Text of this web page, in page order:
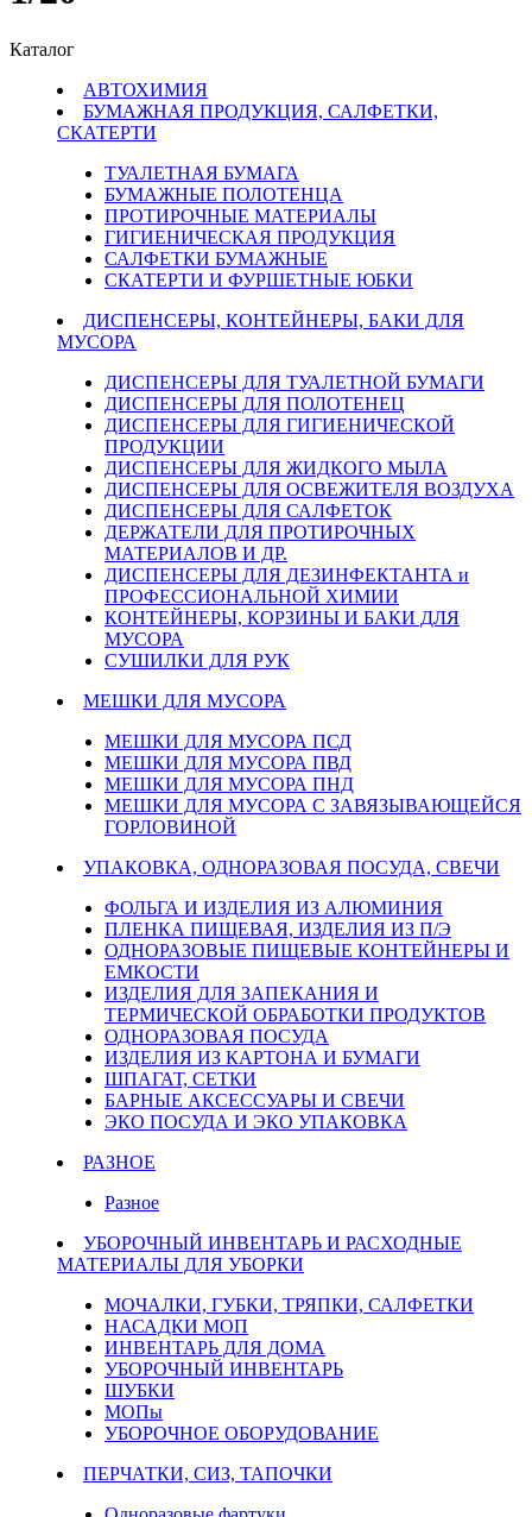
Каталог
АВТОХИМИЯ
БУМАЖНАЯ ПРОДУКЦИЯ, САЛФЕТКИ,
СКАТЕРТИ
ТУАЛЕТНАЯ БУМАГА
БУМАЖНЫЕ ПОЛОТЕНЦА
ПРОТИРОЧНЫЕ МАТЕРИАЛЫ
ГИГИЕНИЧЕСКАЯ ПРОДУКЦИЯ
САЛФЕТКИ БУМАЖНЫЕ
СКАТЕРТИ И ФУРШЕТНЫЕ ЮБКИ
ДИСПЕНСЕРЫ, КОНТЕЙНЕРЫ, БАКИ ДЛЯ
МУСОРА
ДИСПЕНСЕРЫ ДЛЯ ТУАЛЕТНОЙ БУМАГИ
ДИСПЕНСЕРЫ ДЛЯ ПОЛОТЕНЕЦ
ДИСПЕНСЕРЫ ДЛЯ ГИГИЕНИЧЕСКОЙ
ПРОДУКЦИИ
ДИСПЕНСЕРЫ ДЛЯ ЖИДКОГО МЫЛА
ДИСПЕНСЕРЫ ДЛЯ ОСВЕЖИТЕЛЯ ВОЗДУХА
ДИСПЕНСЕРЫ ДЛЯ САЛФЕТОК
ДЕРЖАТЕЛИ ДЛЯ ПРОТИРОЧНЫХ
МАТЕРИАЛОВ И ДР.
ДИСПЕНСЕРЫ ДЛЯ ДЕЗИНФЕКТАНТА и
ПРОФЕССИОНАЛЬНОЙ ХИМИИ
КОНТЕЙНЕРЫ, КОРЗИНЫ И БАКИ ДЛЯ
МУСОРА
СУШИЛКИ ДЛЯ РУК
МЕШКИ ДЛЯ МУСОРА
МЕШКИ ДЛЯ МУСОРА ПСД
МЕШКИ ДЛЯ МУСОРА ПВД
МЕШКИ ДЛЯ МУСОРА ПНД
МЕШКИ ДЛЯ МУСОРА С ЗАВЯЗЫВАЮЩЕЙСЯ
ГОРЛОВИНОЙ
УПАКОВКА, ОДНОРАЗОВАЯ ПОСУДА, СВЕЧИ
ФОЛЬГА И ИЗДЕЛИЯ ИЗ АЛЮМИНИЯ
ПЛЕНКА ПИЩЕВАЯ, ИЗДЕЛИЯ ИЗ П/Э
ОДНОРАЗОВЫЕ ПИЩЕВЫЕ КОНТЕЙНЕРЫ И
ЕМКОСТИ
ИЗДЕЛИЯ ДЛЯ ЗАПЕКАНИЯ И
ТЕРМИЧЕСКОЙ ОБРАБОТКИ ПРОДУКТОВ
ОДНОРАЗОВАЯ ПОСУДА
ИЗДЕЛИЯ ИЗ КАРТОНА И БУМАГИ
ШПАГАТ, СЕТКИ
БАРНЫЕ АКСЕССУАРЫ И СВЕЧИ
ЭКО ПОСУДА И ЭКО УПАКОВКА
РАЗНОЕ
Разное
УБОРОЧНЫЙ ИНВЕНТАРЬ И РАСХОДНЫЕ
МАТЕРИАЛЫ ДЛЯ УБОРКИ
МОЧАЛКИ, ГУБКИ, ТРЯПКИ, САЛФЕТКИ
НАСАДКИ МОП
ИНВЕНТАРЬ ДЛЯ ДОМА
УБОРОЧНЫЙ ИНВЕНТАРЬ
ШУБКИ
МОПы
УБОРОЧНОЕ ОБОРУДОВАНИЕ
ПЕРЧАТКИ, СИЗ, ТАПОЧКИ